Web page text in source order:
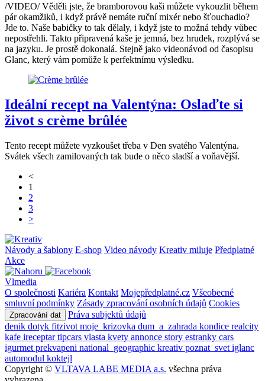
/VIDEO/ Věděli jste, že bramborovou kaši můžete vykouzlit během
pár okamžiků, i když právě nemáte ruční mixér nebo šťouchadlo?
Jde to. Naše babičky to tak dělaly, i když jste to možná tehdy vůbec
nepostřehli. Takto připravená kaše je jemná, bez hrudek, rozplývá se
na jazyku. Je prostě dokonalá. Stejně jako videonávod od časopisu
Glanc, který vám pomůže k perfektnímu výsledku.
Ideální recept na Valentýna: Oslaďte si
život s crème brûlée
Tento recept můžete vyzkoušet třeba v Den svatého Valentýna.
Svátek všech zamilovaných tak bude o něco sladší a voňavější.
<
1
2
3
>
Návody a šablony E-shop Video návody Kreativ miluje Předplatné
Akce
Vlmedia
O společnosti Kariéra Kontakt Mojepředplatné.cz Všeobecné
smluvní podmínky Zásady zpracování osobních údajů Cookies
Zpracování dat
Práva subjektů údajů
denik dotyk fitzivot moje_krizovka dum_a_zahrada kondice realcity
kafe ireceptartipcars vlasta kvety annonce story estranky cars
igurmet prekvapeni national_geographic kreativ poznat_svet iglanc
automodul koktejl
Copyright © VLTAVA LABE MEDIA a.s. všechna práva